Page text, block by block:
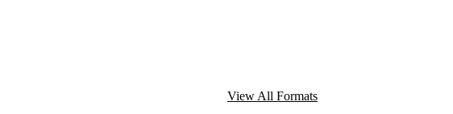
View All Formats